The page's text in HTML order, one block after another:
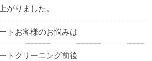
がりました。
トお客様のお悩みは
トクリーニング前後